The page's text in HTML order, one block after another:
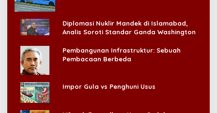
Diplomasi Nuklir Mandek di Islamabad,
Analis Soroti Standar Ganda Washington
Pembangunan Infrastruktur: Sebuah
Pembacaan Berbeda
Impor Gula vs Penghuni Usus